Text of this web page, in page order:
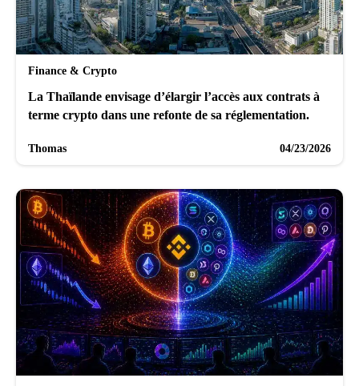
Finance & Crypto
La Thaïlande envisage d’élargir l’accès aux contrats à
terme crypto dans une refonte de sa réglementation.
Thomas 04/23/2026